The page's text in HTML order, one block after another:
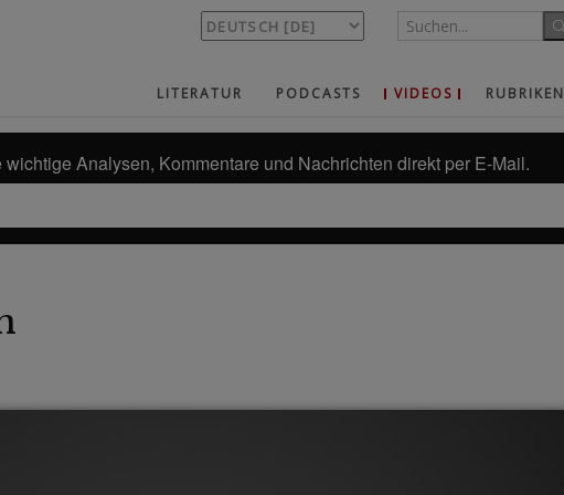
LITERATUR PODCASTS VIDEOS RUBRIKEN
wichtige Analysen, Kommentare und Nachrichten direkt per E-Mail.